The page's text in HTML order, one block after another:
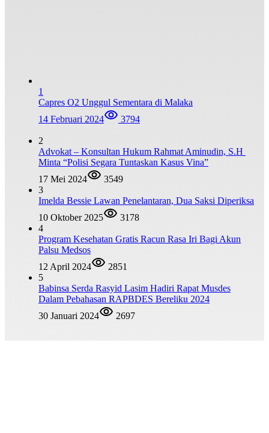
1
Capres O2 Unggul Sementara di Malaka
14 Februari 2024
3794
2
Advokat – Konsultan Hukum Rahmat Aminudin, S.H
Minta “Polisi Segara Tuntaskan Kasus Vina”
17 Mei 2024
3549
3
Imelda Bessie Lawan Penelantaran, Dua Saksi Diperiksa
10 Oktober 2025
3178
4
Program Kesehatan Gratis Racun Rasa Iri Bagi Akun
Palsu Medsos
12 April 2024
2851
5
Babinsa Serda Rasyid Lasim Hadiri Rapat Musdes
Dalam Pebahasan RAPBDES Bereliku 2024
30 Januari 2024
2697